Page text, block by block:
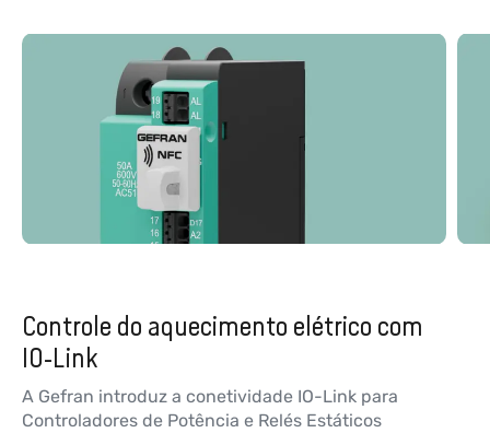
Controle do aquecimento elétrico com
IO-Link
A Gefran introduz a conetividade IO-Link para
Controladores de Potência e Relés Estáticos